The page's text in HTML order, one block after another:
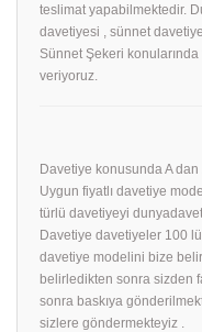
teslimat yapabilmektedir.
davetiyesi , sünnet
Sünnet Şekeri
veriyoruz.
Davetiye konusunda A dan
Uygun fiyatlı davetiye
türlü davetiyeyi
Davetiye davetiyeler 100
davetiye modelini bize
belirledikten sonra sizden
sonra baskıya
sizlere göndermekteyiz .